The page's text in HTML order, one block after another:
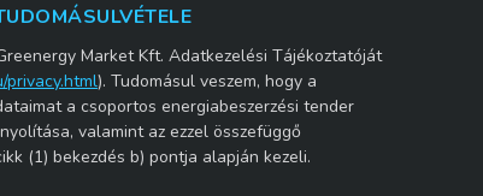
Market Kft. Adatkezelési Tájékoztatóját
privacy.html). Tudomásul veszem, hogy a
a csoportos energiabeszerzési tender
valamint az ezzel összefüggő
(1) bekezdés b) pontja alapján kezeli.